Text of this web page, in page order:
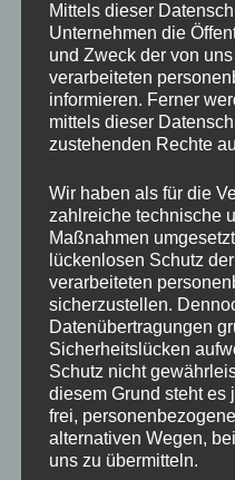
werden Ihnen wegen
berechnet. Wir können
bis wir die Waren
bis Sie den Nachweis
Waren zurückgesandt
frühere Zeitpunkt ist.
Sie haben die Waren
spätestens binnen
Sie uns über den
unterrichten, an uns
übergeben. Die Frist ist
vor Ablauf der Frist von
tragen die unmittelbaren
Waren.
Sie müssen für einen
nur aufkommen, wenn
Mittels dieser
Unternehmen die
und Zweck der von
verarbeiteten
informieren. Ferner
mittels dieser
zustehenden Rechte
Wir haben als für die
zahlreiche technische
Maßnahmen
lückenlosen Schutz
verarbeiteten
sicherzustellen.
Datenübertragungen
Sicherheitslücken
Schutz nicht
diesem Grund steht es
frei,
alternativen Wegen,
uns zu übermitteln.